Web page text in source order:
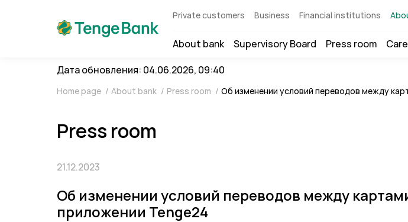
Private customers Business Financial institutions
About bank Supervisory Board Press room
Дата обновления: 04.06.2026, 09:40
Home page / About bank / Press room / Об изменении условий переводов между
Press room
21.12.2023
Об изменении условий переводов между
приложении Tenge24